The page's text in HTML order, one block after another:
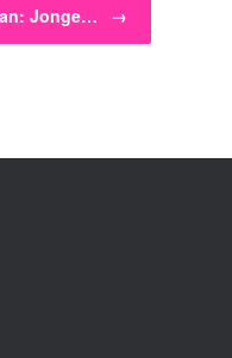
Jonge… →